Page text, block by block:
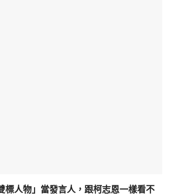
標人物」當發言人，跟柯志恩一樣看不